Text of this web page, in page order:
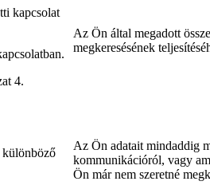
kapcsolat
4.
Az Ön által megadott
megkeresésének
különböző
Az Ön adatait mindaddig
kommunikációról, vagy
Ön már nem szeretné